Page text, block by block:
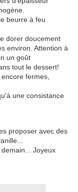
beurre à feu
dorer doucement
environ. Attention à
un goût
tout le dessert!
fermes,
une consistance
proposer avec des
Joyeux